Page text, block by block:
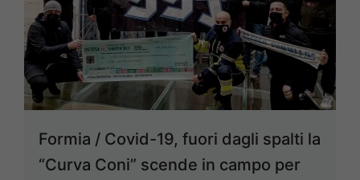
Formia / Covid-19, fuori dagli spalti la
“Curva Coni” scende in campo per